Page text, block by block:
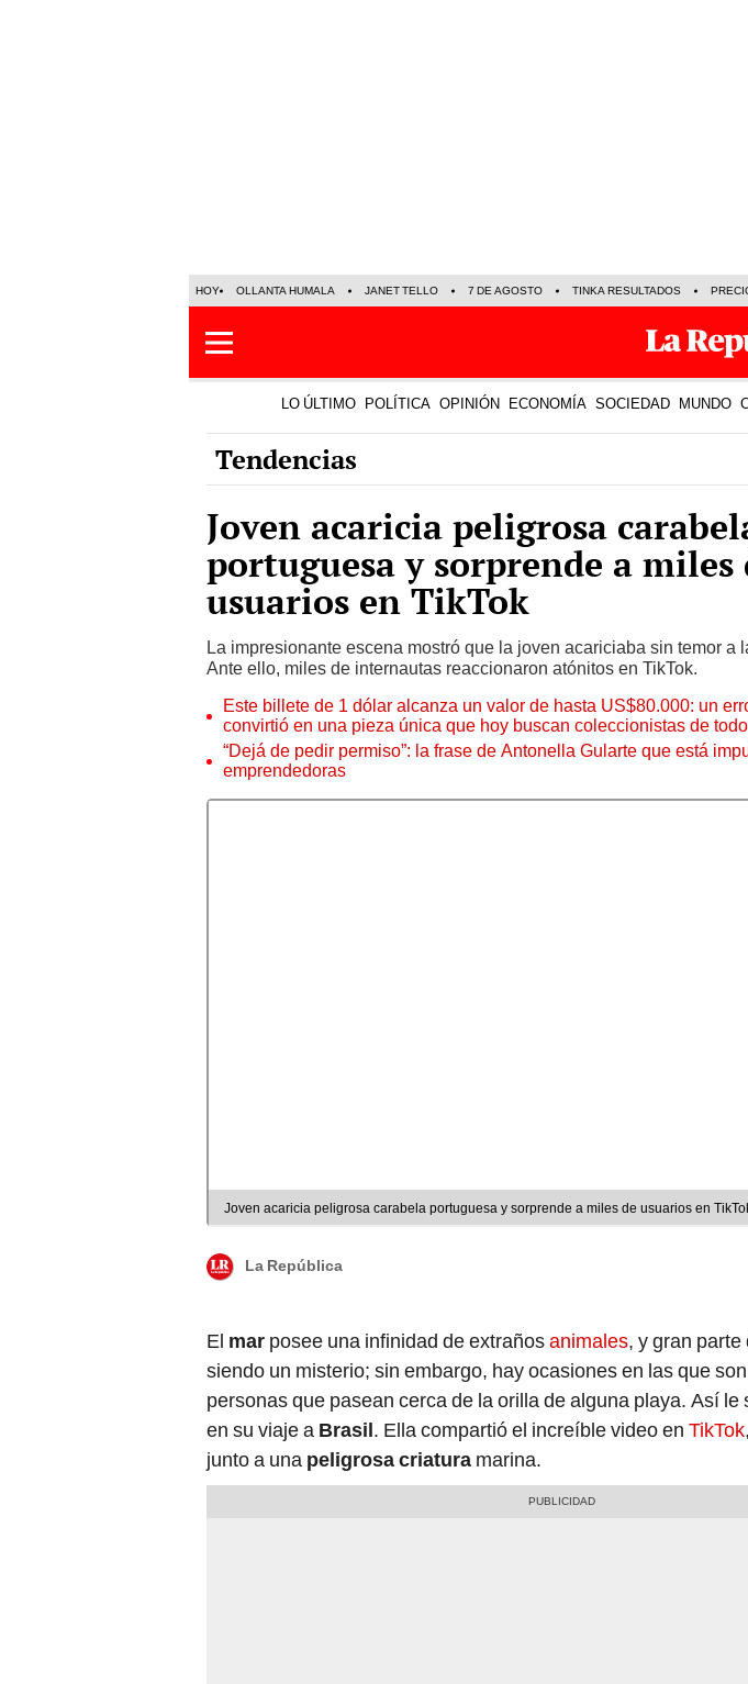
HOY OLLANTA HUMALA JANET TELLO 7 DE AGOSTO TINKA RESULTADOS
LO ÚLTIMO POLÍTICA OPINIÓN ECONOMÍA SOCIEDAD MUNDO
Tendencias
Joven acaricia peligrosa
portuguesa y sorprende a miles
usuarios en TikTok
La impresionante escena mostró que la joven acariciaba sin temor a
Ante ello, miles de internautas reaccionaron atónitos en TikTok.
Este billete de 1 dólar alcanza un valor de hasta US$80.000: un
convirtió en una pieza única que hoy buscan coleccionistas de
“Dejá de pedir permiso”: la frase de Antonella Gularte que está
emprendedoras
Joven acaricia peligrosa carabela portuguesa y sorprende a miles de usuarios en
La República
El mar posee una infinidad de extrañosanimales, y gran
siendo un misterio; sin embargo, hay ocasiones en las que
personas que pasean cerca de la orilla de alguna playa. Así le
en su viaje a Brasil. Ella compartió el increíble video en TikTok
junto a una peligrosa criatura marina.